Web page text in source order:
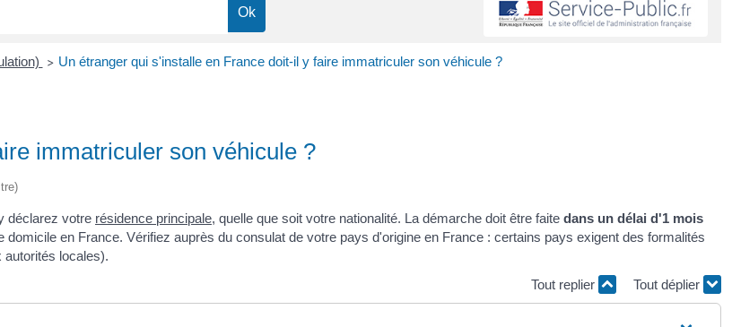
> Un étranger qui s'installe en France doit-il y faire immatriculer son véhicule ?
immatriculer son véhicule ?
déclarez votre résidence principale, quelle que soit votre nationalité. La démarche doit être faite dans un délai d'1 mois
en France. Vérifiez auprès du consulat de votre pays d'origine en France : certains pays exigent des formalités
locales).
Tout replier
Tout déplier